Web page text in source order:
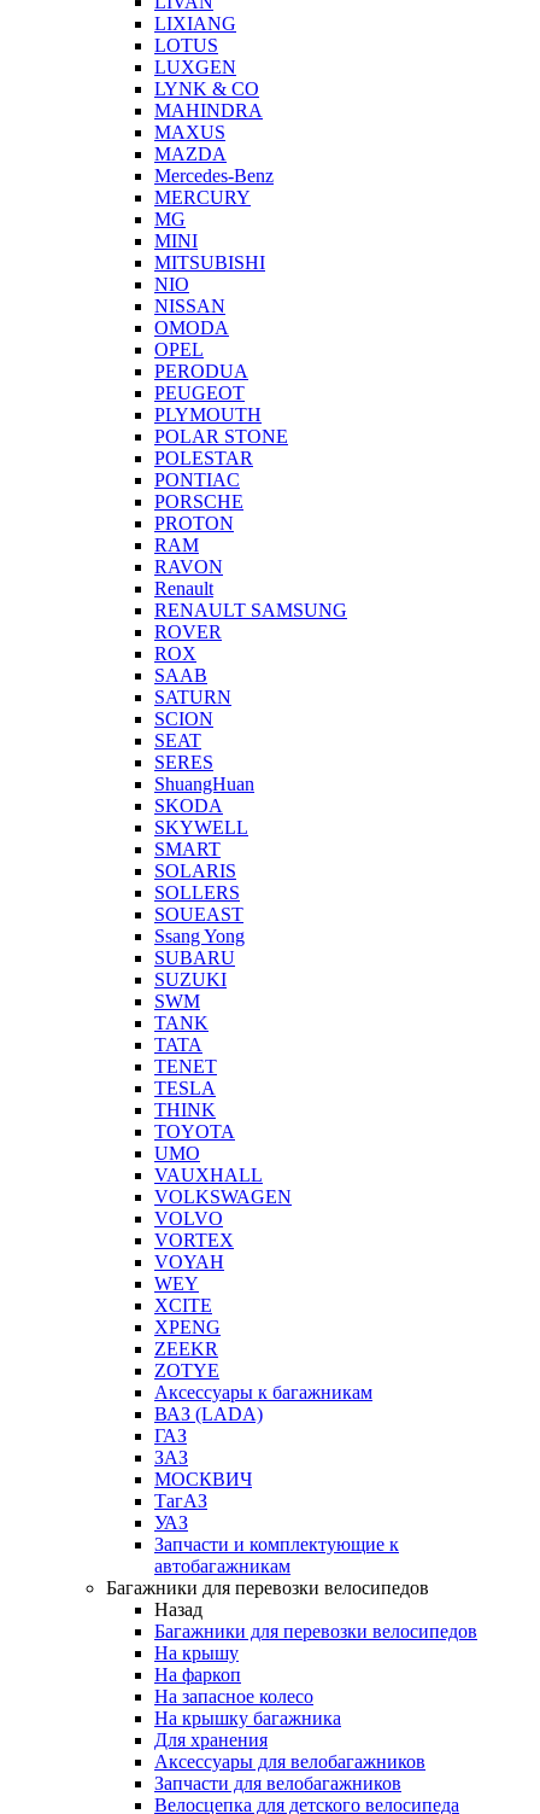
LIXIANG
LOTUS
LUXGEN
LYNK & CO
MAHINDRA
MAXUS
MAZDA
Mercedes-Benz
MERCURY
MG
MINI
MITSUBISHI
NIO
NISSAN
OMODA
OPEL
PERODUA
PEUGEOT
PLYMOUTH
POLAR STONE
POLESTAR
PONTIAC
PORSCHE
PROTON
RAM
RAVON
Renault
RENAULT SAMSUNG
ROVER
ROX
SAAB
SATURN
SCION
SEAT
SERES
ShuangHuan
SKODA
SKYWELL
SMART
SOLARIS
SOLLERS
SOUEAST
Ssang Yong
SUBARU
SUZUKI
SWM
TANK
TATA
TENET
TESLA
THINK
TOYOTA
UMO
VAUXHALL
VOLKSWAGEN
VOLVO
VORTEX
VOYAH
WEY
XCITE
XPENG
ZEEKR
ZOTYE
Аксессуары к багажникам
ВАЗ (LADA)
ГАЗ
ЗАЗ
МОСКВИЧ
ТагАЗ
УАЗ
Запчасти и комплектующие к
автобагажникам
Багажники для перевозки велосипедов
Назад
Багажники для перевозки велосипедов
На крышу
На фаркоп
На запасное колесо
На крышку багажника
Для хранения
Аксессуары для велобагажников
Запчасти для велобагажников
Велосцепка для детского велосипеда